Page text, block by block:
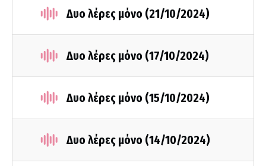
Δυο λέρες μόνο (21/10/2024)
Δυο λέρες μόνο (17/10/2024)
Δυο λέρες μόνο (15/10/2024)
Δυο λέρες μόνο (14/10/2024)